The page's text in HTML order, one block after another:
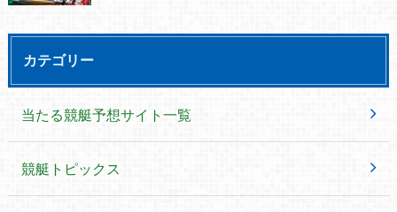
カテゴリー
当たる競艇予想サイト一覧
競艇トピックス